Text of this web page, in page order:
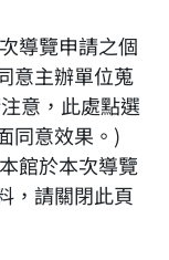
導覽申請之個
意主辦單位蒐
意，此處點選
同意效果。)
館於本次導覽
，請關閉此頁